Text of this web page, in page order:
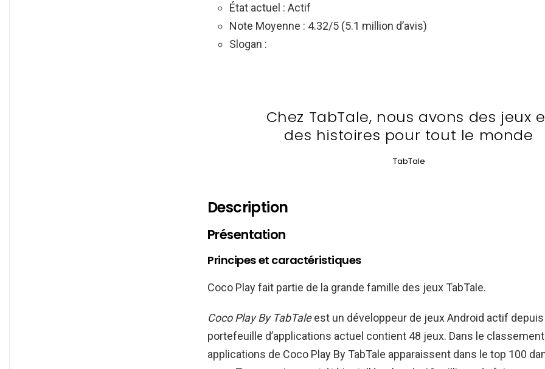
État actuel : Actif
Note Moyenne : 4.32/5 (5.1 million d’avis)
Slogan :
Chez TabTale, nous avons des jeux
des histoires pour tout le monde
TabTale
Description
Présentation
Principes et caractéristiques
Coco Play fait partie de la grande famille des jeux TabTale.
Coco Play By TabTaleest un développeur de jeux Android actif depuis
portefeuille d’applications actuel contient 48 jeux. Dans le
applications de Coco Play By TabTale apparaissent dans le top 100